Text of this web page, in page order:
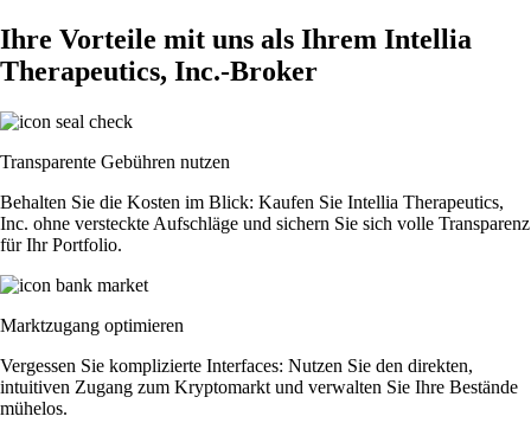
Ihre Vorteile mit uns als Ihrem Intellia
Therapeutics, Inc.-Broker
Transparente Gebühren nutzen
Behalten Sie die Kosten im Blick: Kaufen Sie Intellia Therapeutics,
Inc. ohne versteckte Aufschläge und sichern Sie sich volle Transparenz
für Ihr Portfolio.
Marktzugang optimieren
Vergessen Sie komplizierte Interfaces: Nutzen Sie den direkten,
intuitiven Zugang zum Kryptomarkt und verwalten Sie Ihre Bestände
mühelos.